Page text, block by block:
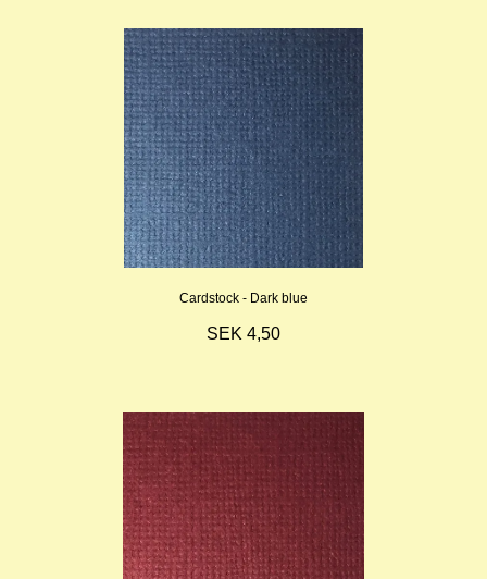
Cardstock - Dark blue
SEK 4,50